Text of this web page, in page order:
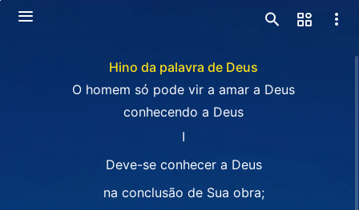
Hino da palavra de Deus
O homem só pode vir a amar a Deus
conhecendo a Deus
I
Deve-se conhecer a Deus
na conclusão de Sua obra;